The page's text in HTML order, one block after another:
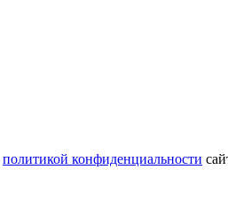
политикой конфиденциальности